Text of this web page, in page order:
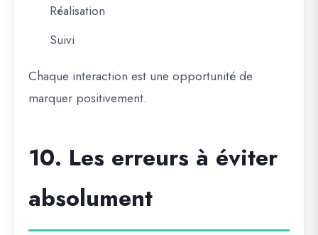
Réalisation
Suivi
Chaque interaction est une opportunité de
marquer positivement.
10. Les erreurs à éviter
absolument